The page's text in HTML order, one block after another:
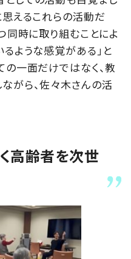
えるこれらの活動だ
同時に取り組むことによ
ような感覚がある」と
の一面だけではなく、教
がら、佐々木さんの活
高齢者を次世